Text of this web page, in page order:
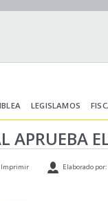
LEGISLAMOS
Imprimir Elaborado